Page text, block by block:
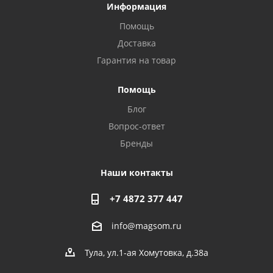
Информация
Помощь
Доставка
Гарантия на товар
Помощь
Блог
Вопрос-ответ
Бренды
Наши контакты
+7 4872 377 447
info@magsom.ru
Тула, ул.1-ая Хомутовка, д.38а